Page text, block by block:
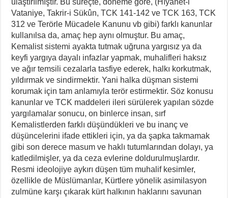
ulaştırılmıştır. Bu süreçte, döneme göre, (Hıyanet-i
Vataniye, Takrir-i Sükûn, TCK 141-142 ve TCK 163, TCK
312 ve Terörle Mücadele Kanunu vb gibi) farklı kanunlar
kullanılsa da, amaç hep aynı olmuştur. Bu amaç,
Kemalist sistemi ayakta tutmak uğruna yargısız ya da
keyfi yargıya dayalı infazlar yapmak, muhalifleri haksız
ve ağır temsili cezalarla tasfiye ederek, halkı korkutmak,
yıldırmak ve sindirmektir. Yani halka düşman sistemi
korumak için tam anlamıyla terör estirmektir. Söz konusu
kanunlar ve TCK maddeleri ileri sürülerek yapılan sözde
yargılamalar sonucu, on binlerce insan, sırf
Kemalistlerden farklı düşündükleri ve bu inanç ve
düşüncelerini ifade ettikleri için, ya da şapka takmamak
gibi son derece masum ve haklı tutumlarından dolayı, ya
katledilmişler, ya da ceza evlerine doldurulmuşlardır.
Resmi ideolojiye aykırı düşen tüm muhalif kesimler,
özellikle de Müslümanlar, Kürtlere yönelik asimilasyon
zulmüne karşı çıkarak kürt halkının haklarını savunan